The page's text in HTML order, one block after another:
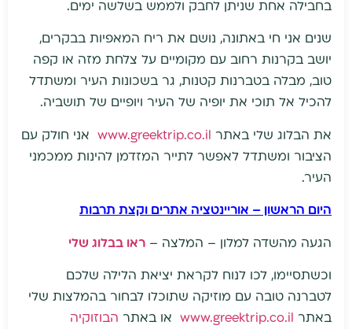
בחבילה אחת שניתן לחבק ולממש בשלשה ימים.
שנים אני חי באתונה, נושם את ריח המאפיות בבקרים,
יושב בקרנות רחוב עם מקומיים על צלחת מזה או קפה
טוב, מבלה בטברנות קטנות, גר בשכונות העיר ומשתדל
להכיל אל תוכי את יופיה של העיר ויופיים של תושביה.
את הבלוג שלי באתר www.greektrip.co.il אני חולק עם
הציבור ומשתדל לאפשר לתייר המזדמן להינות ממכמני
העיר.
היום הראשון – אוריינטציה אתרים וקצת תרבות
הגעה מהשדה למלון – המלצה – ראו בבלוג שלי
וכשתסיימו, לכו לנוח לקראת יציאת הלילה שלכם
לטברנה טובה עם מוזיקה שתוכלו לבחור בהמלצות שלי
באתר
www.greektrip.co.il או באתר הבוזוקיה